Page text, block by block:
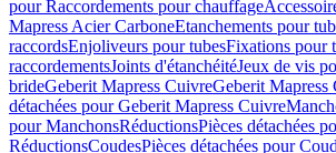
pour Raccordements pour chauffage
Mapress Acier CarboneEtanchements pour
raccordsEnjoliveurs pour tubesFixations pour
raccordementsJoints d'étanchéitéJeux de vis
brideGeberit Mapress CuivreGeberit Mapress
détachées pour Geberit Mapress Cuivre
pour ManchonsRéductionsPièces détachées
RéductionsCoudesPièces détachées pour